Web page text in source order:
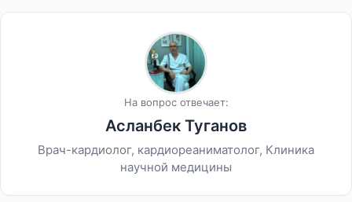
На вопрос отвечает:
Асланбек Туганов
Врач-кардиолог, кардиореаниматолог, Клиника
научной медицины